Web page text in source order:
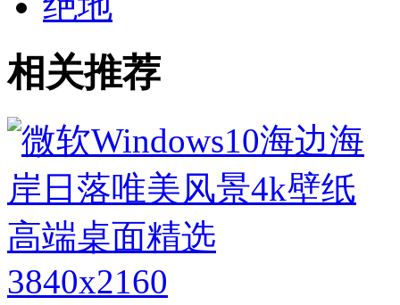
相关推荐
3840x2160